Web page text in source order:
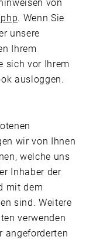
von
. Wenn Sie
unsere
Ihrem
sich vor Ihrem
ausloggen.
wir von Ihnen
welche uns
Inhaber der
mit dem
sind. Weitere
verwenden
angeforderten